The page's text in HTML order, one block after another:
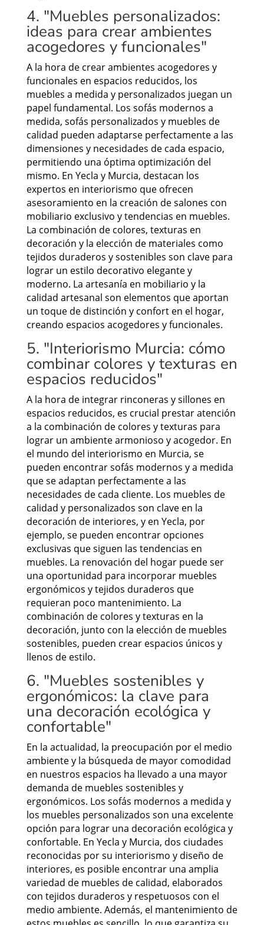
4. "Muebles personalizados:
ideas para crear ambientes
acogedores y funcionales"
A la hora de crear ambientes acogedores y
funcionales en espacios reducidos, los
muebles a medida y personalizados juegan un
papel fundamental. Los sofás modernos a
medida, sofás personalizados y muebles de
calidad pueden adaptarse perfectamente a las
dimensiones y necesidades de cada espacio,
permitiendo una óptima optimización del
mismo. En Yecla y Murcia, destacan los
expertos en interiorismo que ofrecen
asesoramiento en la creación de salones con
mobiliario exclusivo y tendencias en muebles.
La combinación de colores, texturas en
decoración y la elección de materiales como
tejidos duraderos y sostenibles son clave para
lograr un estilo decorativo elegante y
moderno. La artesanía en mobiliario y la
calidad artesanal son elementos que aportan
un toque de distinción y confort en el hogar,
creando espacios acogedores y funcionales.
5. "Interiorismo Murcia: cómo
combinar colores y texturas en
espacios reducidos"
A la hora de integrar rinconeras y sillones en
espacios reducidos, es crucial prestar atención
a la combinación de colores y texturas para
lograr un ambiente armonioso y acogedor. En
el mundo del interiorismo en Murcia, se
pueden encontrar sofás modernos y a medida
que se adaptan perfectamente a las
necesidades de cada cliente. Los muebles de
calidad y personalizados son clave en la
decoración de interiores, y en Yecla, por
ejemplo, se pueden encontrar opciones
exclusivas que siguen las tendencias en
muebles. La renovación del hogar puede ser
una oportunidad para incorporar muebles
ergonómicos y tejidos duraderos que
requieran poco mantenimiento. La
combinación de colores y texturas en la
decoración, junto con la elección de muebles
sostenibles, pueden crear espacios únicos y
llenos de estilo.
6. "Muebles sostenibles y
ergonómicos: la clave para
una decoración ecológica y
confortable"
En la actualidad, la preocupación por el medio
ambiente y la búsqueda de mayor comodidad
en nuestros espacios ha llevado a una mayor
demanda de muebles sostenibles y
ergonómicos. Los sofás modernos a medida y
los muebles personalizados son una excelente
opción para lograr una decoración ecológica y
confortable. En Yecla y Murcia, dos ciudades
reconocidas por su interiorismo y diseño de
interiores, es posible encontrar una amplia
variedad de muebles de calidad, elaborados
con tejidos duraderos y respetuosos con el
medio ambiente. Además, el mantenimiento de